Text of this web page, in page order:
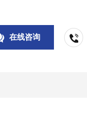
在线咨询